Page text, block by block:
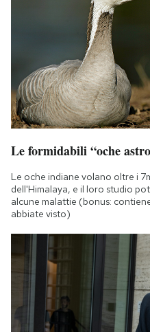
Le formidabili “oche
Le oche indiane volano oltre i
dell'Himalaya, e il loro studio
alcune malattie (bonus:
abbiate visto)